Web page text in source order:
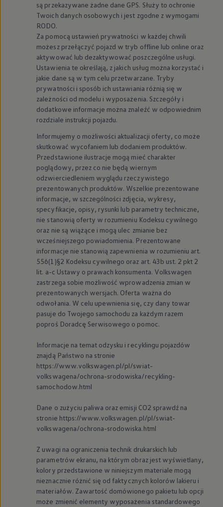
są przekazywane żadne dane GPS. Służy to ochronie
Twoich danych osobowych i jest zgodne z wymogami
RODO.
Za pomocą ustawień prywatności w każdej chwili
możesz przełączyć pojazd w tryb offline lub online oraz
aktywować lub dezaktywować poszczególne usługi.
Ustawienia te określają, z jakich usług można korzystać i
jakie dane są w tym celu przetwarzane. Tryby
prywatności i sposób ich ustawiania różnią się w
zależności od modelu i wyposażenia. Szczegóły i
dodatkowe informacje można znaleźć w odpowiednim
rozdziale instrukcji pojazdu.
Informujemy o możliwości aktualizacji oferty, co może
skutkować wycofaniem lub dodaniem produktów.
Przedstawione ilustracje mogą mieć charakter
poglądowy, przez co nie będą wiernym
odzwierciedleniem wyglądu rzeczywistego
prezentowanych produktów. Wszelkie prezentowane
informacje, w szczególności zdjęcia, wykresy,
specyfikacje, opisy, rysunki lub parametry techniczne,
nie stanowią oferty w rozumieniu Kodeksu cywilnego
oraz nie są wiążące i mogą ulec zmianie bez
wcześniejszego powiadomienia. Prezentowane
informacje nie stanowią zapewnienia w rozumieniu art.
556(1)§2 Kodeksu cywilnego oraz art. 43b ust. 2 pkt 2
lit. a-c Ustawy o prawach konsumenta. Volkswagen
zastrzega sobie możliwość wprowadzenia zmian w
prezentowanych wersjach. Oferta ważna do
odwołania. W celu upewnienia się, czy dany towar
pasuje do Twojego samochodu za każdym razem
poproś Doradcę Serwisowego o pomoc.
Informacje na temat odzysku i recyklingu pojazdów
znajdą Państwo na stronie
https://www.volkswagen.pl/pl/swiat-
volkswagena/ochrona-srodowiska/recykling-
samochodow.html
Dane o zużyciu paliwa oraz emisji CO2 sprawdź na
stronie https://www.volkswagen.pl/pl/swiat-
volkswagena/ochrona-srodowiska.html
Z uwagi na ograniczenia technik drukarskich lub
parametrów ekranu, na którym obraz jest wyświetlany,
kolory przedstawione w niniejszym materiale mogą
nieznacznie różnić się od faktycznych kolorów lakieru i
materiałów. Zawartość domówionego pakietu lub opcji
może zmienić elementy wyposażenia standardowego